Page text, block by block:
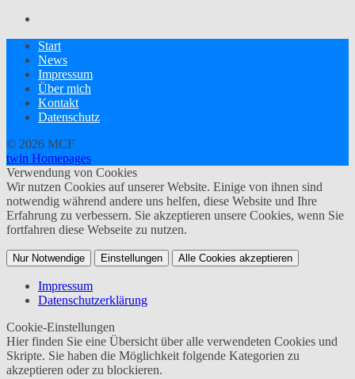
Start
News
Impressum
Über mich
Kontakt
Datenschutz
© 2026 MCF
twin Homepages
Verwendung von Cookies
Wir nutzen Cookies auf unserer Website. Einige von ihnen sind
notwendig während andere uns helfen, diese Website und Ihre
Erfahrung zu verbessern. Sie akzeptieren unsere Cookies, wenn Sie
fortfahren diese Webseite zu nutzen.
Nur Notwendige Einstellungen Alle Cookies akzeptieren
Impressum
Datenschutzerklärung
Cookie-Einstellungen
Hier finden Sie eine Übersicht über alle verwendeten Cookies und
Skripte. Sie haben die Möglichkeit folgende Kategorien zu
akzeptieren oder zu blockieren.